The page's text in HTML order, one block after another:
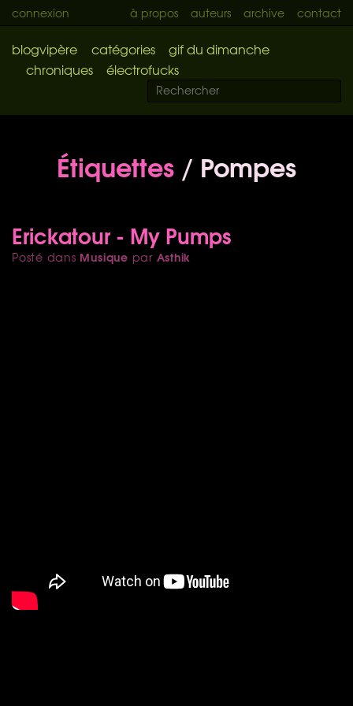
connexion à propos auteurs archive contact
blogvipère catégories
gif du dimanche
chroniques
électrofucks
Étiquettes / Pompes
Erickatour - My Pumps
Posté dans Musique par Asthik